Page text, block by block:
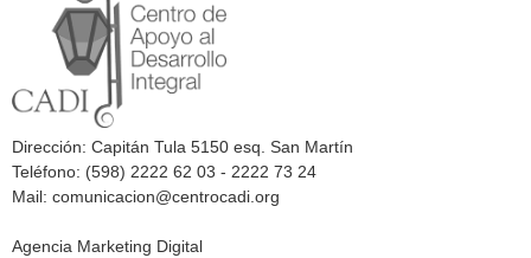
Dirección: Capitán Tula 5150 esq. San Martín
Teléfono: (598) 2222 62 03 - 2222 73 24
Mail: comunicacion@centrocadi.org
Agencia Marketing Digital